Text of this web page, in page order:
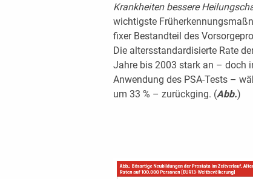
Krankheiten bessere
wichtigste
fixer Bestandteil des
Die altersstandardisierte Rate
Jahre bis 2003 stark an – doch
Anwendung des PSA-Tests –
um 33 % – zurückging. (Abb.)